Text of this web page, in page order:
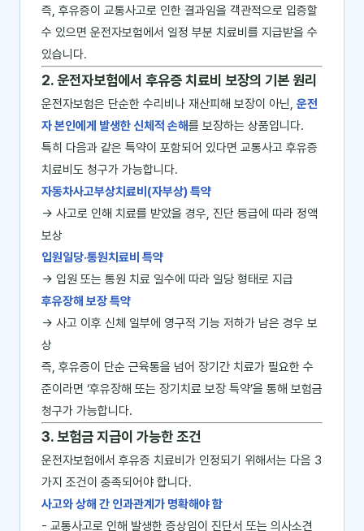
즉, 후유증이 교통사고로 인한 결과임을 객관적으로 입증할
수 있으면 운전자보험에서 일정 부분 치료비를 지급받을 수
있습니다.
2. 운전자보험에서 후유증 치료비 보장의 기본 원리
운전자보험은 단순한 수리비나 재산피해 보장이 아닌, 운전
자 본인에게 발생한 신체적 손해를 보장하는 상품입니다.
특히 다음과 같은 특약이 포함되어 있다면 교통사고 후유증
치료비도 청구가 가능합니다.
자동차사고부상치료비(자부상) 특약
→ 사고로 인해 치료를 받았을 경우, 진단 등급에 따라 정액
보상
입원일당·통원치료비 특약
→ 입원 또는 통원 치료 일수에 따라 일당 형태로 지급
후유장해 보장 특약
→ 사고 이후 신체 일부에 영구적 기능 저하가 남은 경우 보
상
즉, 후유증이 단순 근육통을 넘어 장기간 치료가 필요한 수
준이라면 ‘후유장해 또는 장기치료 보장 특약’을 통해 보험금
청구가 가능합니다.
3. 보험금 지급이 가능한 조건
운전자보험에서 후유증 치료비가 인정되기 위해서는 다음 3
가지 조건이 충족되어야 합니다.
사고와 상해 간 인과관계가 명확해야 함
- 교통사고로 인해 발생한 증상임이 진단서 또는 의사소견